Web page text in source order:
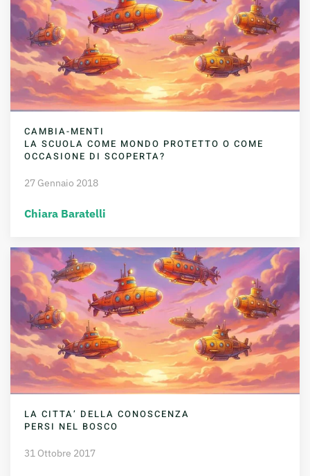
CAMBIA-MENTI
LA SCUOLA COME MONDO PROTETTO O COME
OCCASIONE DI SCOPERTA?
27 Gennaio 2018
Chiara Baratelli
LA CITTA’ DELLA CONOSCENZA
PERSI NEL BOSCO
31 Ottobre 2017